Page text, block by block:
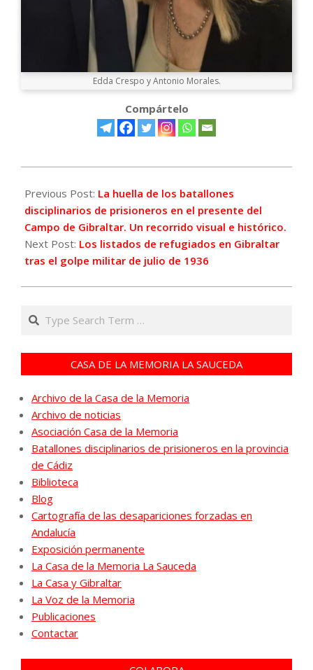
Edda Crespo y Antonio Morales.
Compártelo
10-
21
Previous Post: La huella de los batallones
disciplinarios de prisioneros en el presente del
Campo de Gibraltar. Un recorrido visual e histórico.
Next Post: Los listados de refugiados en Gibraltar
tras el golpe militar de julio de 1936
Search
CASA DE LA MEMORIA LA SAUCEDA
Archivo de la Casa de la Memoria
Archivo de noticias
Asociación Casa de la Memoria
Batallones disciplinarios de prisioneros en la provincia
de Cádiz
Biblioteca
Blog
Cartografía de las desapariciones forzadas en
Andalucía
Exposición permanente
La Casa de la Memoria La Sauceda
La Casa y Gibraltar
La Voz de la Memoria
Publicaciones
Contactar